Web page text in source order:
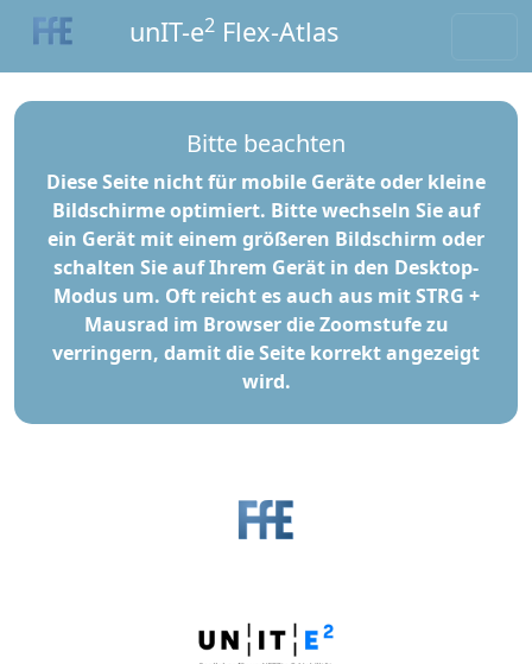
unIT-e2Flex-Atlas
Bitte beachten
Diese Seite nicht für mobile Geräte oder kleine
Bildschirme optimiert. Bitte wechseln Sie auf
ein Gerät mit einem größeren Bildschirm oder
schalten Sie auf Ihrem Gerät in den Desktop-
Modus um. Oft reicht es auch aus mit STRG +
Mausrad im Browser die Zoomstufe zu
verringern, damit die Seite korrekt angezeigt
wird.